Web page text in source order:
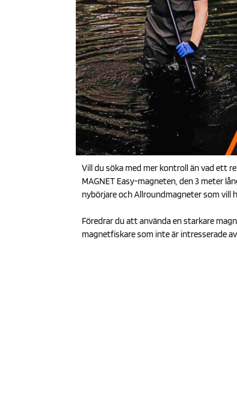
Vill du söka med mer kontroll än vad ett
MAGNET Easy-magneten, den 3 meter
nybörjare och Allroundmagneter som
Föredrar du att använda en starkare
magnetfiskare som inte är intresserade